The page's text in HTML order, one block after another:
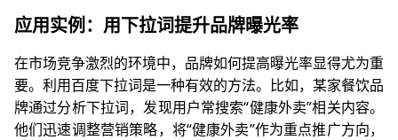
应用实例：用下拉词提升品牌曝光率
在市场竞争激烈的环境中，品牌如何提高曝光率显得尤为重
要。利用百度下拉词是一种有效的方法。比如，某家餐饮品
牌通过分析下拉词，发现用户常搜索“健康外卖”相关内容。
他们迅速调整营销策略，将“健康外卖”作为重点推广方向，